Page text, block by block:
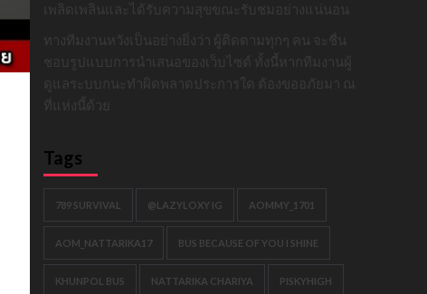
เพลิดเพลินและได้รับความสุขขณะรับชมอย่างแน่นอน
ทางทีมงานหวังเป็นอย่างยิ่งว่า ผู้ติดตามทุกๆ คน จะชื่น
ชอบรูปแบบการนำเสนอของเว็บไซต์ ทั้งนี้หากทีมงานผู้
ดูแลระบบกนะทำผิดพลาดประการใด ต้องขออภัยมา ณ
ที่แห่งนี้ด้วย
Tags
789 SURVIVAL @LAZYLOXY IG AOMMY_1701
AOM_NATTARIKA17 BUS BECAUSE OF YOU I SHINE
KHUNPOL BUS NATTARIKA CHARIYA PISKYHIGH